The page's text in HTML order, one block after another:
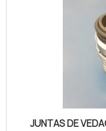
carga.Mais
formado por
um anel fixo
Outro
que ele é capaz
JUNTAS DE